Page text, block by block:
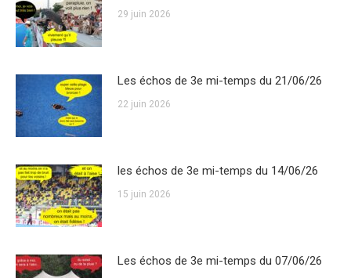
29 juin 2026
Les échos de 3e mi-temps du 21/06/26
22 juin 2026
les échos de 3e mi-temps du 14/06/26
15 juin 2026
Les échos de 3e mi-temps du 07/06/26